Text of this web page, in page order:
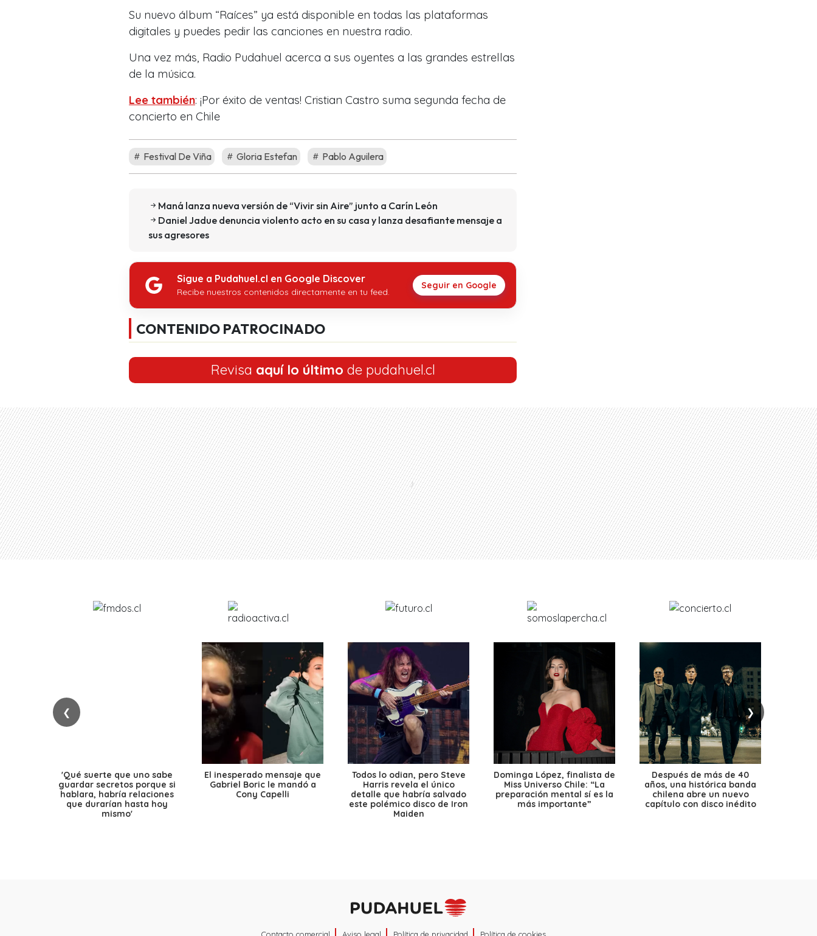
Su nuevo álbum “Raíces” ya está disponible en todas las plataformas
digitales y puedes pedir las canciones en nuestra radio.
Una vez más, Radio Pudahuel acerca a sus oyentes a las grandes estrellas
de la música.
Lee también: ¡Por éxito de ventas! Cristian Castro suma segunda fecha de
concierto en Chile
Festival De Viña Gloria Estefan Pablo Aguilera
Maná lanza nueva versión de “Vivir sin Aire” junto a Carín León
Daniel Jadue denuncia violento acto en su casa y lanza desafiante mensaje a
sus agresores
Sigue a Pudahuel.cl en Google Discover
Recibe nuestros contenidos directamente en tu feed.
Seguir en Google
CONTENIDO PATROCINADO
Revisa aquí lo último de pudahuel.cl
❮ ❯
'Qué suerte que uno sabe
guardar secretos porque si
hablara, habría relaciones
que durarían hasta hoy
mismo'
El inesperado mensaje que
Gabriel Boric le mandó a
Cony Capelli
Todos lo odian, pero Steve
Harris revela el único
detalle que habría salvado
este polémico disco de Iron
Maiden
Dominga López, finalista de
Miss Universo Chile: “La
preparación mental sí es la
más importante”
Después de más de 40
años, una histórica banda
chilena abre un nuevo
capítulo con disco inédito